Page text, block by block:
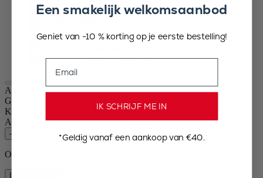
Rood
Leisteen
Saliegroen
Hemels Blauw
Appolia
Grootte
Kleur
Aantal
– +
Op voorraad en klaar voor levering.
Een smakelijk welkomsaanbod
Geniet van -10 % korting op je eerste bestelling!
IK SCHRIJF ME IN
*Geldig vanaf een aankoop van €40.